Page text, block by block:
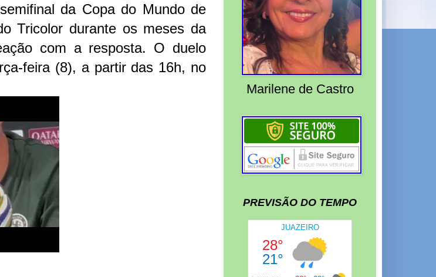
da Copa do Mundo de
Tricolor durante os meses da
com a resposta. O duelo
feira (8), a partir das 16h, no
Marilene de Castro
PREVISÃO DO TEMPO